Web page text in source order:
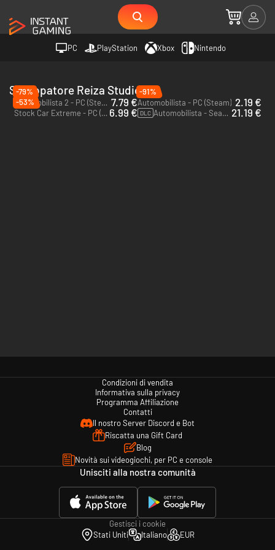
PC PlayStation Xbox Nintendo
Sviluppatore Reiza Studios
-79%
Automobilista 2 - PC (Steam) 7.79 €
-91%
Automobilista - PC (Steam) 2.19 €
-53%
Stock Car Extreme - PC (Steam) 6.99 € DLC Automobilista - Season Pass - PC (Steam) 21.19 €
Condizioni di vendita
Informativa sulla privacy
Programma Affiliazione
Contatti
Il nostro Server Discord e Bot
Riscatta una Gift Card
Blog
Novità sui videogiochi, per PC e console
Unisciti alla nostra comunità
Gestisci i cookie
Stati Uniti
Italiano EUR